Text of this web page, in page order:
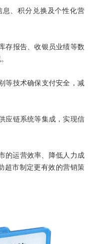
、积分兑换及个性化营
存报告、收银员业绩等数
等技术确保支付安全，减
应链系统等集成，实现信
的运营效率、降低人力成
超市制定更有效的营销策